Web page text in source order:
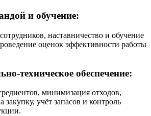
и обучение:
наставничество и обучение
оценок эффективности работы
техническое обеспечение:
минимизация отходов,
закупку, учёт запасов и контроль